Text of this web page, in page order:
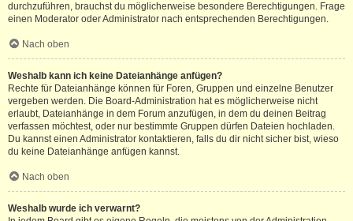
durchzuführen, brauchst du möglicherweise besondere Berechtigungen. Frage
einen Moderator oder Administrator nach entsprechenden Berechtigungen.
Nach oben
Weshalb kann ich keine Dateianhänge anfügen?
Rechte für Dateianhänge können für Foren, Gruppen und einzelne Benutzer
vergeben werden. Die Board-Administration hat es möglicherweise nicht
erlaubt, Dateianhänge in dem Forum anzufügen, in dem du deinen Beitrag
verfassen möchtest, oder nur bestimmte Gruppen dürfen Dateien hochladen.
Du kannst einen Administrator kontaktieren, falls du dir nicht sicher bist, wieso
du keine Dateianhänge anfügen kannst.
Nach oben
Weshalb wurde ich verwarnt?